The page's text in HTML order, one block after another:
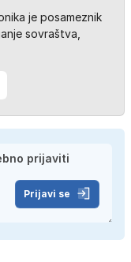
je posameznik
sovraštva,
Prijavi se